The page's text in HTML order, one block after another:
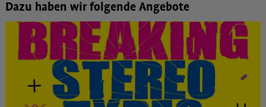
Dazu haben wir folgende Angebote